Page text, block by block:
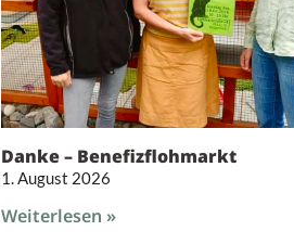
Danke – Benefizflohmarkt
1. August 2026
Weiterlesen »